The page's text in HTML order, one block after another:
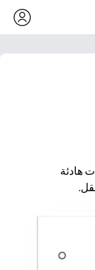
هادئة
الألوان والتركيز
والحفلات